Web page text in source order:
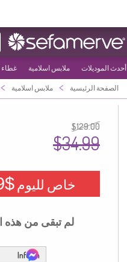
أحدث الموديلات ملابس اسلامية غطاء
الصفحة الرئيسية > ملابس اسلامية >
$129.00
$34.99
خاص لليوم$20.99
لم تبقى من هذه
Inform